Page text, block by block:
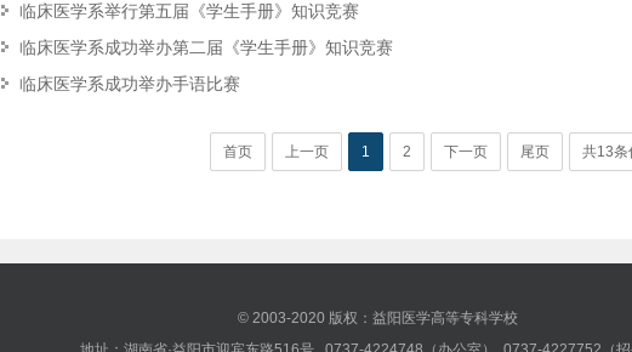
临床医学系举行第五届《学生手册》知识竞赛
临床医学系成功举办第二届《学生手册》知识竞赛
临床医学系成功举办手语比赛
首页 上一页 1 2 下一页 尾页 共13条
© 2003-2020 版权：益阳医学高等专科学校